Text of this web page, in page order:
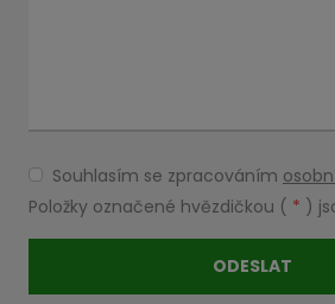
Souhlasím
se
zpracováním
osobních
Souhlasím se zpracováním
Položky označené hvězdičkou ( * )
ODESLAT